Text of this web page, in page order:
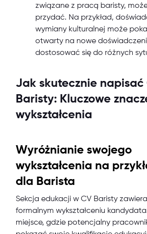
związane z pracą baristy,
przydać. Na przykład,
wymiany kulturalnej może
otwarty na nowe
dostosować się do różnych
Jak skutecznie napisać
Baristy: Kluczowe
wykształcenia
Wyróżnianie swojego
wykształcenia na
dla Barista
Sekcja edukacji w CV Baristy
formalnym wykształceniu
miejsce, gdzie potencjalny